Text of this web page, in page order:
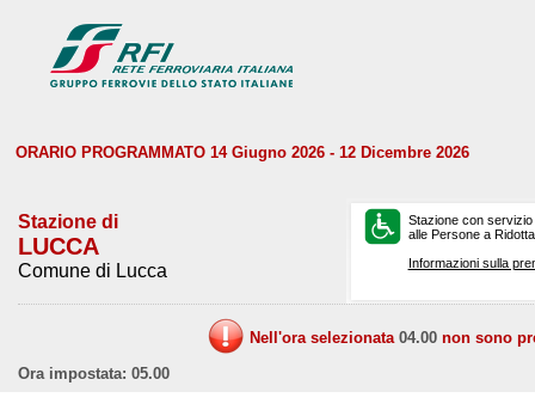
ORARIO PROGRAMMATO 14 Giugno 2026 - 12 Dicembre 2026
Stazione di
LUCCA
Comune di Lucca
Stazione con
alle Persone a
Informazioni sulla
Nell'ora selezionata 04.00 non sono
Ora impostata: 05.00